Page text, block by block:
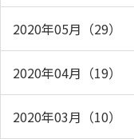
2020年05月（29）
2020年04月（19）
2020年03月（10）